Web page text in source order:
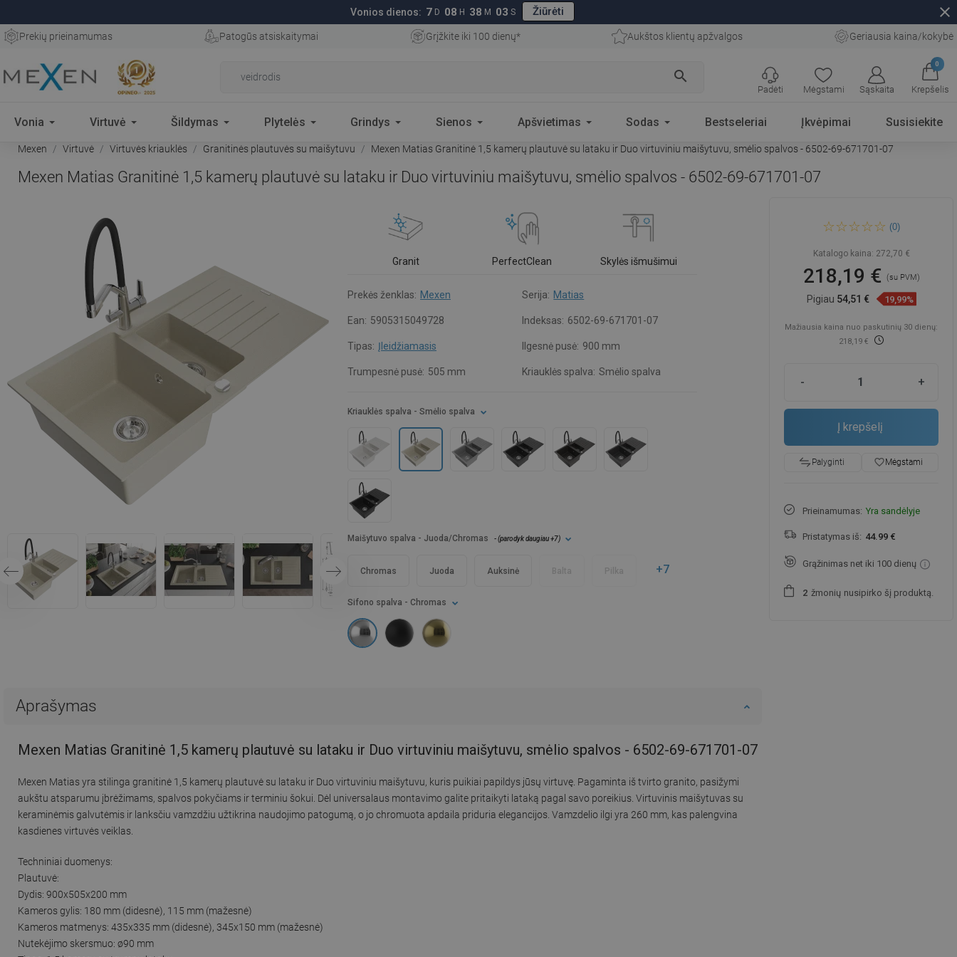
Vonios dienos: 7 D 08 H 38 M 02 S Žiūrėti close
Prekių prieinamumas Patogūs atsiskaitymai Grįžkite iki 100 dienų* Aukštos klientų apžvalgos Geriausia kaina/kokybė
search
Mėgstami Sąskaita
0
Krepšelis
Padėti
Vonia Virtuvė Šildymas Plytelės Grindys Sienos Apšvietimas Sodas Bestseleriai Įkvėpimai Susisiekite
Mexen Virtuvė Virtuvės kriauklės Granitinės plautuvės su maišytuvu Mexen Matias Granitinė 1,5 kamerų plautuvė su lataku ir Duo virtuviniu maišytuvu, smėlio spalvos - 6502-69-671701-07
Mexen Matias Granitinė 1,5 kamerų plautuvė su lataku ir Duo virtuviniu maišytuvu, smėlio spalvos - 6502-69-671701-07
Granit PerfectClean Skylės išmušimui
Prekės ženklas: Mexen Serija: Matias
Ean: 5905315049728 Indeksas: 6502-69-671701-07
Tipas: Įleidžiamasis Ilgesnė pusė: 900 mm
Trumpesnė pusė: 505 mm Kriauklės spalva: Smėlio spalva
Sifono spalva - Chromas
Kriauklės spalva - Smėlio spalva
Maišytuvo spalva - Juoda/Chromas - (parodyk daugiau+7)
Balta
Juoda Pilka
Chromas Auksinė +7
Aprašymas
Mexen Matias Granitinė 1,5 kamerų plautuvė su lataku ir Duo virtuviniu maišytuvu, smėlio spalvos - 6502-69-671701-07
Mexen Matias yra stilinga granitinė 1,5 kamerų plautuvė su lataku ir Duo virtuviniu maišytuvu, kuris puikiai papildys jūsų virtuvę. Pagaminta iš tvirto granito, pasižymi
aukštu atsparumu įbrėžimams, spalvos pokyčiams ir terminiu šokui. Dėl universalaus montavimo galite pritaikyti lataką pagal savo poreikius. Virtuvinis maišytuvas su
keraminėmis galvutėmis ir lanksčiu vamzdžiu užtikrina naudojimo patogumą, o jo chromuota apdaila priduria elegancijos. Vamzdelio ilgi yra 260 mm, kas palengvina
kasdienes virtuvės veiklas.
Techniniai duomenys:
Plautuvė:
Dydis: 900x505x200 mm
Kameros gylis: 180 mm (didesnė), 115 mm (mažesnė)
Kameros matmenys: 435x335 mm (didesnė), 345x150 mm (mažesnė)
Nutekėjimo skersmuo: ø90 mm
kamerų plautuvė su lataku ir
smėlio spalvos - 6502-69-
671701-07
(0)
Katalogo kaina: 272,70 €
218,19 € (su PVM)
Pigiau 54,51 € 19,99%
Mažiausia kaina nuo paskutinių 30 dienų:
218,19 €
- +
Į krepšelį
Palyginti favorite_borderMėgstami
Prieinamumas: Yra sandėlyje
Pristatymas iš: 44.99 €
Grąžinimas net iki 100 dienų
2 žmonių nusipirko šį produktą.